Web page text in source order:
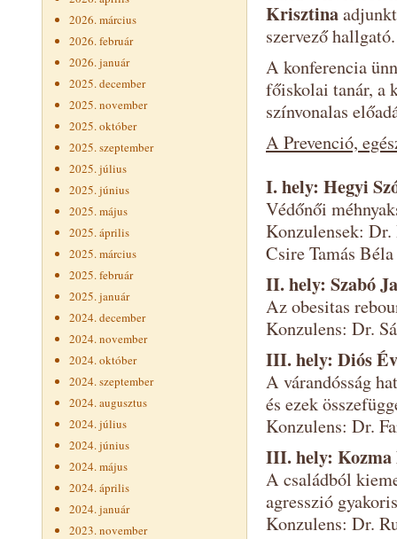
2026. március
2026. február
2026. január
2025. december
2025. november
2025. október
2025. szeptember
2025. július
2025. június
2025. május
2025. április
2025. március
2025. február
2025. január
2024. december
2024. november
2024. október
2024. szeptember
2024. augusztus
2024. július
2024. június
2024. május
2024. április
2024. január
2023. november
Krisztina
szervező
A konferencia
főiskolai tanár, a
színvonalas
A Prevenció,
I. hely: Hegyi
Védőnői
Konzulensek:
Csire Tamás
II. hely: Szabó
Az obesitas
Konzulens: Dr.
III. hely: Diós
A várandósság
és ezek
Konzulens: Dr.
III. hely: Kozma
A családból
agresszió
Konzulens: Dr.